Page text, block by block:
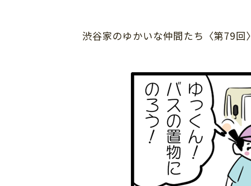
渋谷家のゆかいな仲間たち〈第79回〉